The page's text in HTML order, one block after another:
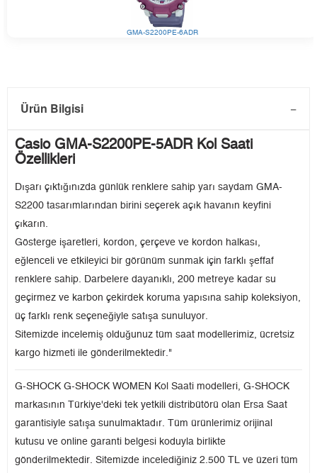
GMA-S2200PE-6ADR
Ürün Bilgisi
Casio GMA-S2200PE-5ADR Kol Saati
Özellikleri
Dışarı çıktığınızda günlük renklere sahip yarı saydam GMA-
S2200 tasarımlarından birini seçerek açık havanın keyfini
çıkarın.
Gösterge işaretleri, kordon, çerçeve ve kordon halkası,
eğlenceli ve etkileyici bir görünüm sunmak için farklı şeffaf
renklere sahip. Darbelere dayanıklı, 200 metreye kadar su
geçirmez ve karbon çekirdek koruma yapısına sahip koleksiyon,
üç farklı renk seçeneğiyle satışa sunuluyor.
Sitemizde incelemiş olduğunuz tüm saat modellerimiz, ücretsiz
kargo hizmeti ile gönderilmektedir."
G-SHOCK G-SHOCK WOMEN Kol Saati modelleri, G-SHOCK
markasının Türkiye'deki tek yetkili distribütörü olan Ersa Saat
garantisiyle satışa sunulmaktadır. Tüm ürünlerimiz orijinal
kutusu ve online garanti belgesi koduyla birlikte
gönderilmektedir. Sitemizde incelediğiniz 2.500 TL ve üzeri tüm